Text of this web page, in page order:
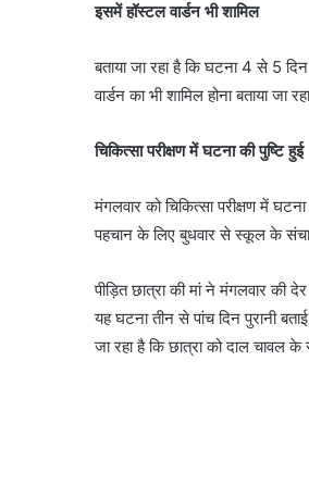
इसमें हॉस्टल वार्डन भी शामिल
बताया जा रहा है कि घटना 4 से 5
वार्डन का भी शामिल होना बताया
चिकित्सा परीक्षण में घटना की पुष्टि हुई
मंगलवार को चिकित्सा परीक्षण में
पहचान के लिए बुधवार से स्कूल के
पीड़ित छात्रा की मां ने मंगलवार की
यह घटना तीन से पांच दिन पुरानी
जा रहा है कि छात्रा को दाल चावल के